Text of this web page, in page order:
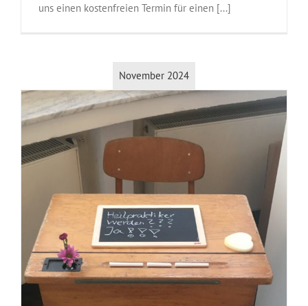
uns einen kostenfreien Termin für einen [...]
November 2024